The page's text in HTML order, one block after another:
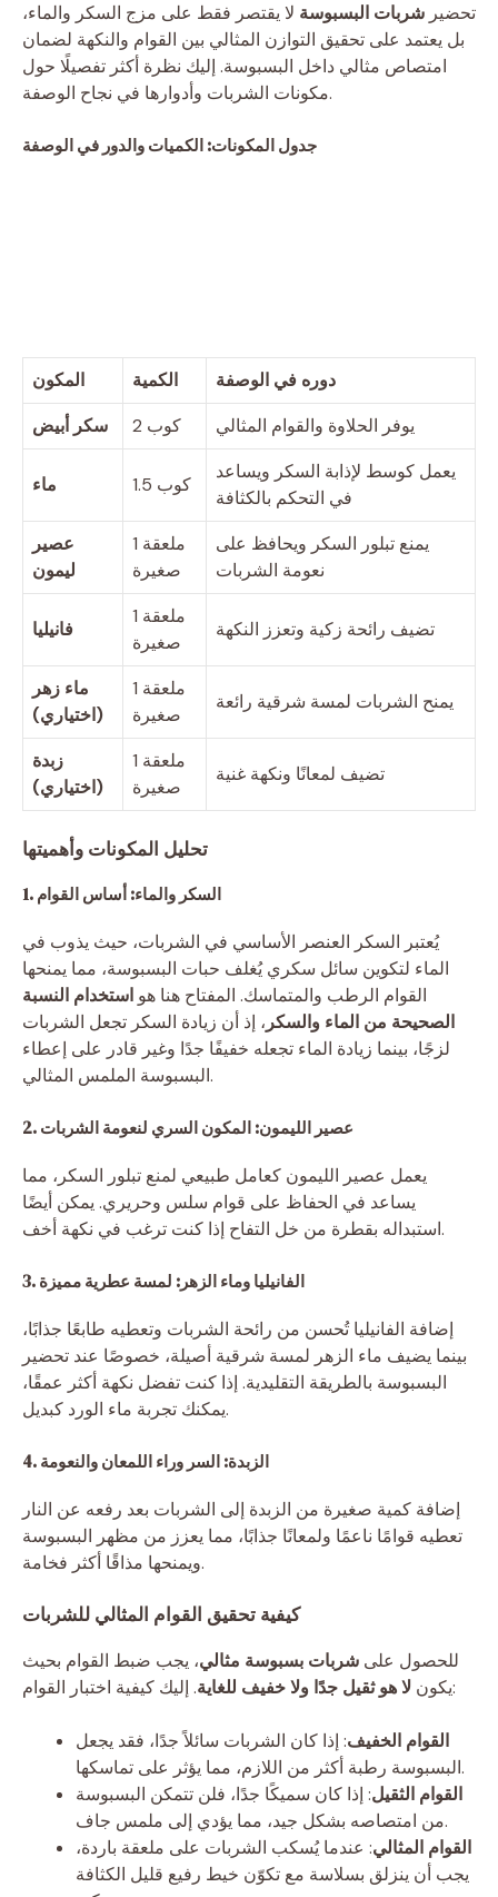
تحضير شربات البسبوسة لا يقتصر فقط على مزج السكر والماء،
بل يعتمد على تحقيق التوازن المثالي بين القوام والنكهة لضمان
امتصاص مثالي داخل البسبوسة. إليك نظرة أكثر تفصيلًا حول
مكونات الشربات وأدوارها في نجاح الوصفة.
جدول المكونات: الكميات والدور في الوصفة
المكون الكمية
دوره في الوصفة
سكر أبيض
2 كوب يوفر الحلاوة والقوام المثالي
ماء 1.5 كوب
يعمل كوسط لإذابة السكر ويساعد
في التحكم بالكثافة
عصير
ليمون
1 ملعقة
صغيرة
يمنع تبلور السكر ويحافظ على
نعومة الشربات
فانيليا
1 ملعقة
صغيرة
تضيف رائحة زكية وتعزز النكهة
ماء زهر
(اختياري)
1 ملعقة
صغيرة
يمنح الشربات لمسة شرقية رائعة
زبدة
(اختياري)
1 ملعقة
صغيرة
تضيف لمعانًا ونكهة غنية
تحليل المكونات وأهميتها
1. السكر والماء: أساس القوام
يُعتبر السكر العنصر الأساسي في الشربات، حيث يذوب في
الماء لتكوين سائل سكري يُغلف حبات البسبوسة، مما يمنحها
القوام الرطب والمتماسك. المفتاح هنا هو استخدام النسبة
الصحيحة من الماء والسكر ، إذ أن زيادة السكر تجعل الشربات
لزجًا، بينما زيادة الماء تجعله خفيفًا جدًا وغير قادر على إعطاء
البسبوسة الملمس المثالي.
2. عصير الليمون: المكون السري لنعومة الشربات
يعمل عصير الليمون كعامل طبيعي لمنع تبلور السكر، مما
يساعد في الحفاظ على قوام سلس وحريري. يمكن أيضًا
استبداله بقطرة من خل التفاح إذا كنت ترغب في نكهة أخف.
3. الفانيليا وماء الزهر: لمسة عطرية مميزة
إضافة الفانيليا تُحسن من رائحة الشربات وتعطيه طابعًا جذابًا،
بينما يضيف ماء الزهر لمسة شرقية أصيلة، خصوصًا عند تحضير
البسبوسة بالطريقة التقليدية. إذا كنت تفضل نكهة أكثر عمقًا،
يمكنك تجربة ماء الورد كبديل.
4. الزبدة: السر وراء اللمعان والنعومة
إضافة كمية صغيرة من الزبدة إلى الشربات بعد رفعه عن النار
تعطيه قوامًا ناعمًا ولمعانًا جذابًا، مما يعزز من مظهر البسبوسة
ويمنحها مذاقًا أكثر فخامة.
كيفية تحقيق القوام المثالي للشربات
للحصول على شربات بسبوسة مثالي، يجب ضبط القوام بحيث
يكون لا هو ثقيل جدًا ولا خفيف للغاية . إليك كيفية اختبار القوام:
القوام الخفيف: إذا كان الشربات سائلاً جدًا، فقد يجعل
البسبوسة رطبة أكثر من اللازم، مما يؤثر على تماسكها.
القوام الثقيل: إذا كان سميكًا جدًا، فلن تتمكن البسبوسة
من امتصاصه بشكل جيد، مما يؤدي إلى ملمس جاف.
القوام المثالي: عندما يُسكب الشربات على ملعقة باردة،
يجب أن ينزلق بسلاسة مع تكوّن خيط رفيع قليل الكثافة